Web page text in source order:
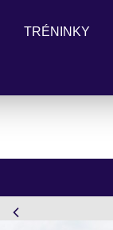
TRÉNINKY